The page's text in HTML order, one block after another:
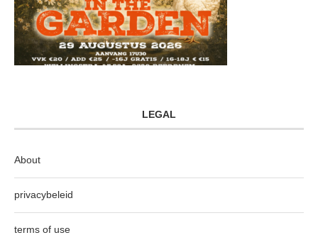
LEGAL
About
privacybeleid
terms of use